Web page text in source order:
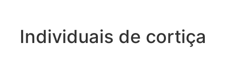
Individuais de cortiça